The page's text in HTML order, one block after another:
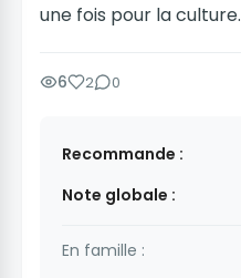
une fois pour la culture.
6 2 0
Recommande :
Note globale :
En famille :